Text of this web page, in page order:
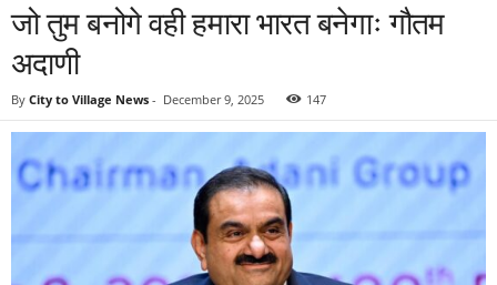
जो तुम बनोगे वही हमारा भारत बनेगाः गौतम
अदाणी
By City to Village News - December 9, 2025 147